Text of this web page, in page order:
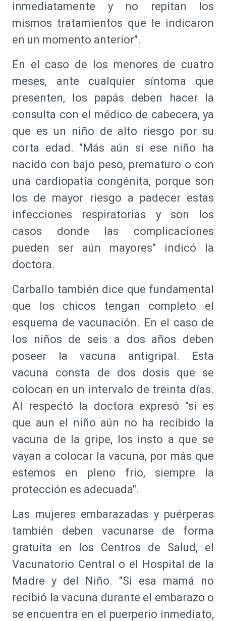
inmediatamente y no repitan los
mismos tratamientos que le indicaron
en un momento anterior".
En el caso de los menores de cuatro
meses, ante cualquier síntoma que
presenten, los papás deben hacer la
consulta con el médico de cabecera, ya
que es un niño de alto riesgo por su
corta edad. "Más aún si ese niño ha
nacido con bajo peso, prematuro o con
una cardiopatía congénita, porque son
los de mayor riesgo a padecer estas
infecciones respiratorias y son los
casos donde las complicaciones
pueden ser aún mayores" indicó la
doctora.
Carballo también dice que fundamental
que los chicos tengan completo el
esquema de vacunación. En el caso de
los niños de seis a dos años deben
poseer la vacuna antigripal. Esta
vacuna consta de dos dosis que se
colocan en un intervalo de treinta días.
Al respectó la doctora expresó "si es
que aun el niño aún no ha recibido la
vacuna de la gripe, los insto a que se
vayan a colocar la vacuna, por más que
estemos en pleno frio, siempre la
protección es adecuada".
Las mujeres embarazadas y puérperas
también deben vacunarse de forma
gratuita en los Centros de Salud, el
Vacunatorio Central o el Hospital de la
Madre y del Niño. "Si esa mamá no
recibió la vacuna durante el embarazo o
se encuentra en el puerperio inmediato,